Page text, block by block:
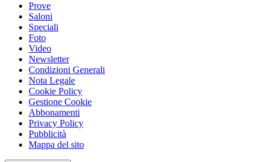
Prove
Saloni
Speciali
Foto
Video
Newsletter
Condizioni Generali
Nota Legale
Cookie Policy
Gestione Cookie
Abbonamenti
Privacy Policy
Pubblicità
Mappa del sito